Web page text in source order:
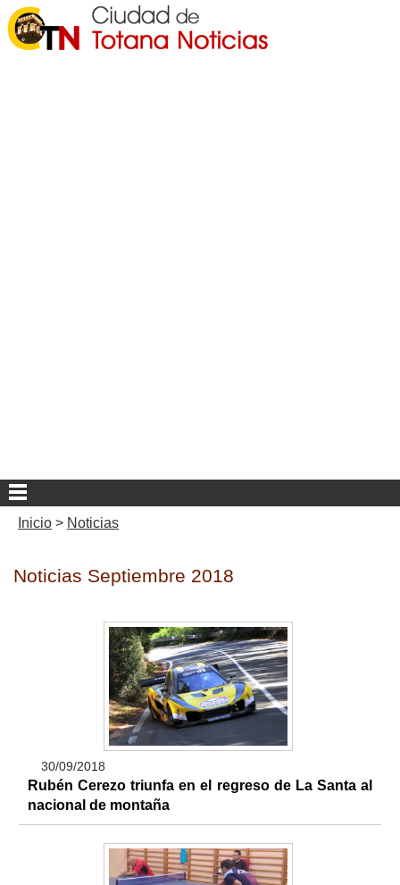
Inicio > Noticias
Noticias Septiembre 2018
30/09/2018
Rubén Cerezo triunfa en el regreso de La Santa al
nacional de montaña